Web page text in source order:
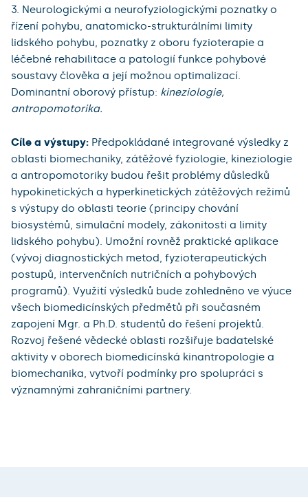
3. Neurologickými a neurofyziologickými poznatky o
řízení pohybu, anatomicko-strukturálními limity
lidského pohybu, poznatky z oboru fyzioterapie a
léčebné rehabilitace a patologií funkce pohybové
soustavy člověka a její možnou optimalizací.
Dominantní oborový přístup: kineziologie,
antropomotorika.
Cíle a výstupy: Předpokládané integrované výsledky z
oblasti biomechaniky, zátěžové fyziologie, kineziologie
a antropomotoriky budou řešit problémy důsledků
hypokinetických a hyperkinetických zátěžových režimů
s výstupy do oblasti teorie (principy chování
biosystémů, simulační modely, zákonitosti a limity
lidského pohybu). Umožní rovněž praktické aplikace
(vývoj diagnostických metod, fyzioterapeutických
postupů, intervenčních nutričních a pohybových
programů). Využití výsledků bude zohledněno ve výuce
všech biomedicínských předmětů při současném
zapojení Mgr. a Ph.D. studentů do řešení projektů.
Rozvoj řešené vědecké oblasti rozšiřuje badatelské
aktivity v oborech biomedicínská kinantropologie a
biomechanika, vytvoří podmínky pro spolupráci s
významnými zahraničními partnery.